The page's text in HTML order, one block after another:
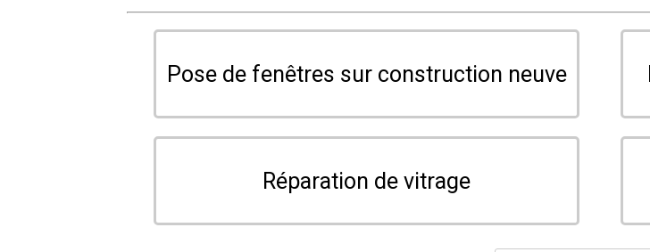
Pose de fenêtres sur construction neuve
Réparation de vitrage